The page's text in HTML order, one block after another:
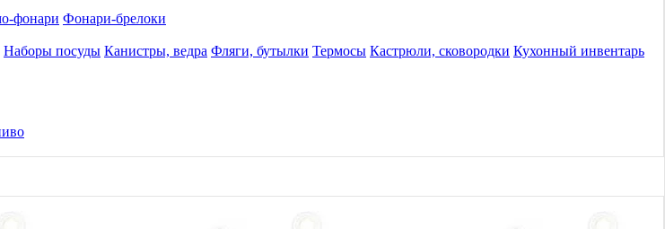
фонари Фонари-брелоки
Наборы посуды Канистры, ведра Фляги, бутылки Термосы Кастрюли, сковородки Кухонный инвентарь